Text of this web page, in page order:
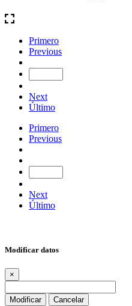
Primero
Previous
Next
Último
Primero
Previous
Next
Último
Modificar datos
×
Modificar Cancelar